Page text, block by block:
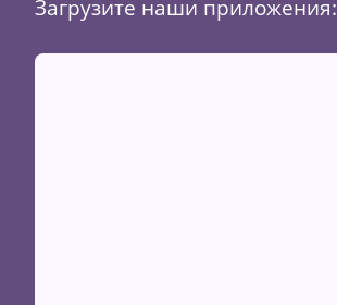
Загрузите наши приложения: